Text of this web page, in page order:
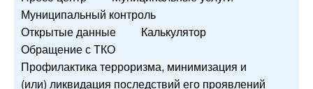
Муниципальный контроль
Открытые данные
Калькулятор
Обращение с ТКО
Профилактика терроризма, минимизация и
(или) ликвидация последствий его проявлений